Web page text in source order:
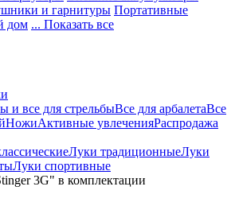
и гарнитуры Портативные
дом ... Показать все
и все для стрельбыВсе для арбалетаВсе
НожиАктивные увлеченияРаспродажа
Луки традиционныеЛуки
Луки спортивные
3G" в комплектации